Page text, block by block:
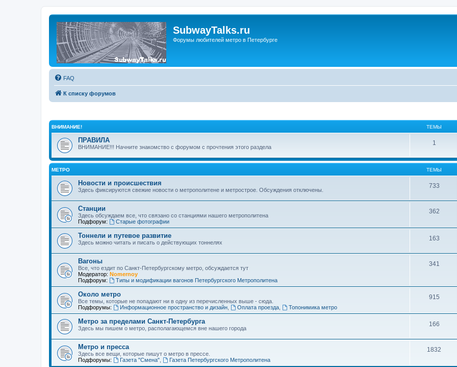
SubwayTalks.ru
Форумы любителей метро в Петербурге
FAQ
К списку форумов
ВНИМАНИЕ! ТЕМЫ
ПРАВИЛА
ВНИМАНИЕ!!! Начните знакомство с форумом с прочтения этого раздела
1
МЕТРО ТЕМЫ
Новости и происшествия
Здесь фиксируются свежие новости о метрополитене и метрострое. Обсуждения отключены.
733
Станции
Здесь обсуждаем все, что связано со станциями нашего метрополитена
Подфорум:
Старые фотографии
362
Тоннели и путевое развитие
Здесь можно читать и писать о действующих тоннелях
163
Вагоны
Все, что ездит по Санкт-Петербургскому метро, обсуждается тут
Модератор: Nomernoy
Подфорум:
Типы и модификации вагонов Петербургского Метрополитена
341
Около метро
Все темы, которые не попадают ни в одну из перечисленных выше - сюда.
Подфорумы:
Информационное пространство и дизайн, Оплата проезда, Топонимика метро
915
Метро за пределами Санкт-Петербурга
Здесь мы пишем о метро, располагающемся вне нашего города
166
Метро и пресса
Здесь все вещи, которые пишут о метро в прессе.
Подфорумы:
Газета "Смена", Газета Петербургского Метрополитена
1832